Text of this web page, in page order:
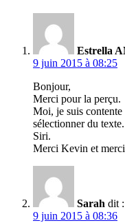
Estrella
9 juin 2015 à 08:25
Bonjour,
Merci pour la perçu.
Moi, je suis
sélectionner du
Siri.
Merci Kevin et
Sarah dit :
9 juin 2015 à 08:36